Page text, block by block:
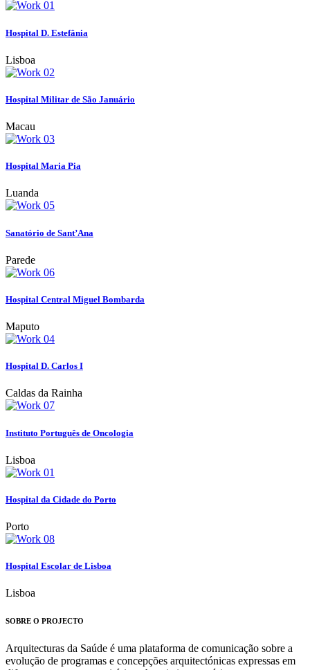
Hospital D. Estefânia
Lisboa
Hospital Militar de São Januário
Macau
Hospital Maria Pia
Luanda
Sanatório de Sant’Ana
Parede
Hospital Central Miguel Bombarda
Maputo
Hospital D. Carlos I
Caldas da Rainha
Instituto Português de Oncologia
Lisboa
Hospital da Cidade do Porto
Porto
Hospital Escolar de Lisboa
Lisboa
SOBRE O PROJECTO
Arquitecturas da Saúde é uma plataforma de comunicação sobre a
evolução de programas e concepções arquitectónicas expressas em